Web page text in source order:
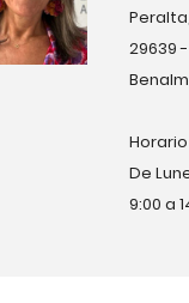
29639 -
Horario
De
9:00 a